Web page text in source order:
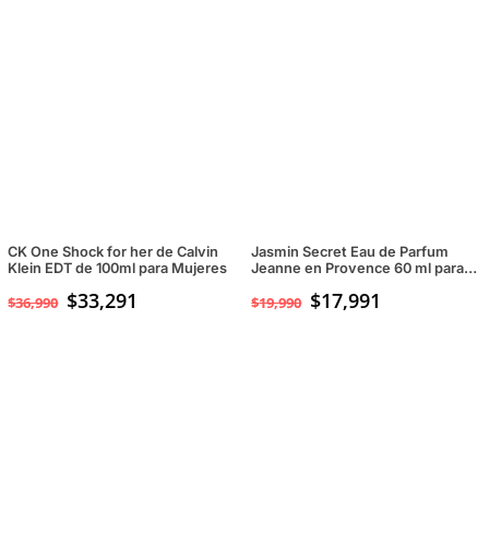
CK One Shock for her de Calvin
Klein EDT de 100ml para Mujeres
$36,990 $33,291
Jasmin Secret Eau de Parfum
Jeanne en Provence 60 ml para
$19,990 $17,991